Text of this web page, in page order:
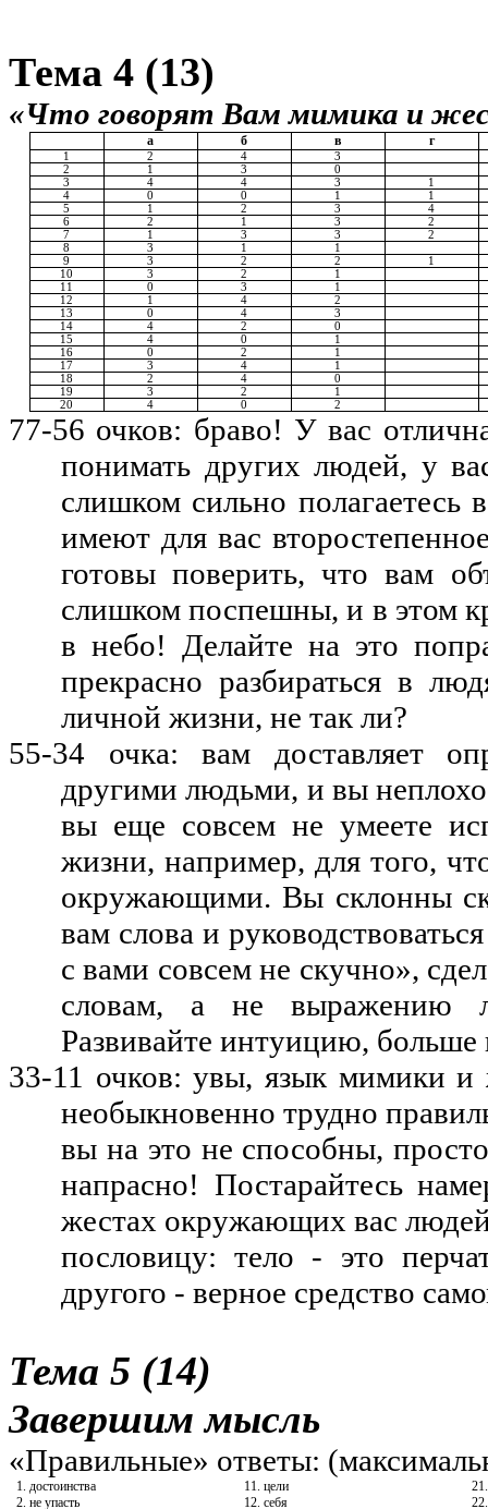
Тема 4 (13)
«Что говорят Вам мимика и
а б в г
1 2 4
3
2
1 3
0
3
4 4 3
1
4
0 0 1
1
5
1 2 3
4
6
2 1 3
2
7
1 3 3
2
8
3 1
1
9
3 2 2
1
10
3 2
1
11
0 3
1
12
1 4
2
13
0 4
3
14
4 2
0
15
4 0
1
16
0 2
1
17
3 4
1
18
2 4
0
19
3 2
1
20
4 0 2
77-56 очков: браво! У вас
понимать других людей, у
слишком сильно полагаетесь
имеют для вас
готовы поверить, что вам
слишком поспешны, и в этом
в небо! Делайте на это
прекрасно разбираться в
личной жизни, не так ли?
55-34 очка: вам доставляет
другими людьми, и вы
вы еще совсем не умеете
жизни, например, для того,
окружающими. Вы склонны
вам слова и
с вами совсем не скучно»,
словам, а не выражению
Развивайте интуицию,
33-11 очков: увы, язык мимики и
необыкновенно трудно
вы на это не способны,
напрасно! Постарайтесь
жестах окружающих вас
пословицу: тело - это
другого - верное средство
Тема 5 (14)
Завершим мысль
«Правильные» ответы:
1. достоинства 11. цели
2. не упасть
12. себя